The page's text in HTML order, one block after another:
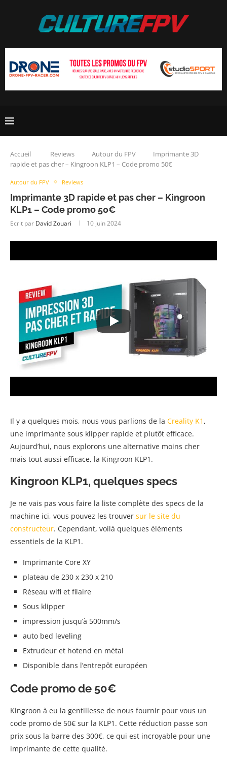
Accueil Reviews Autour du FPV
Imprimante 3D
rapide et pas cher – Kingroon KLP1 – Code promo 50€
Autour du FPV Reviews
Imprimante 3D rapide et pas cher – Kingroon
KLP1 – Code promo 50€
Ecrit par David Zouari 10 juin 2024
Il y a quelques mois, nous vous parlions de la Creality K1 ,
une imprimante sous klipper rapide et plutôt efficace.
Aujourd’hui, nous explorons une alternative moins cher
mais tout aussi efficace, la Kingroon KLP1.
Kingroon KLP1, quelques specs
Je ne vais pas vous faire la liste complète des specs de la
machine ici, vous pouvez les trouver sur le site du
constructeur. Cependant, voilà quelques éléments
essentiels de la KLP1.
Imprimante Core XY
plateau de 230 x 230 x 210
Réseau wifi et filaire
Sous klipper
impression jusqu’à 500mm/s
auto bed leveling
Extrudeur et hotend en métal
Disponible dans l’entrepôt européen
Code promo de 50€
Kingroon à eu la gentillesse de nous fournir pour vous un
code promo de 50€ sur la KLP1. Cette réduction passe son
prix sous la barre des 300€, ce qui est incroyable pour une
imprimante de cette qualité.